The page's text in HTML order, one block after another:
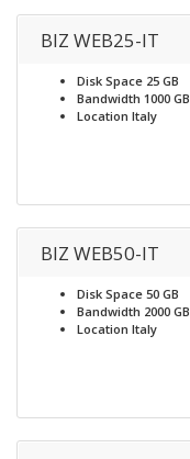
BIZ WEB25-IT
Disk Space 25 GB
Bandwidth 1000 GB
Location Italy
BIZ WEB50-IT
Disk Space 50 GB
Bandwidth 2000 GB
Location Italy